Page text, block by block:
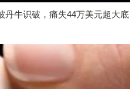
丹牛识破，痛失44万美元超大底